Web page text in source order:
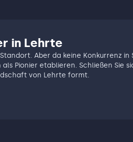
in Lehrte
Aber da keine Konkurrenz in
Pionier etablieren. Schließen Sie
von Lehrte formt.